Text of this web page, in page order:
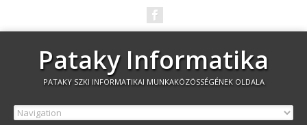
Pataky Informatika
PATAKY SZKI INFORMATIKAI MUNKAKÖZÖSSÉGÉNEK OLDALA